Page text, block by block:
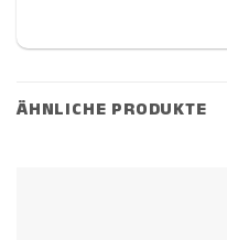
ÄHNLICHE PRODUKTE